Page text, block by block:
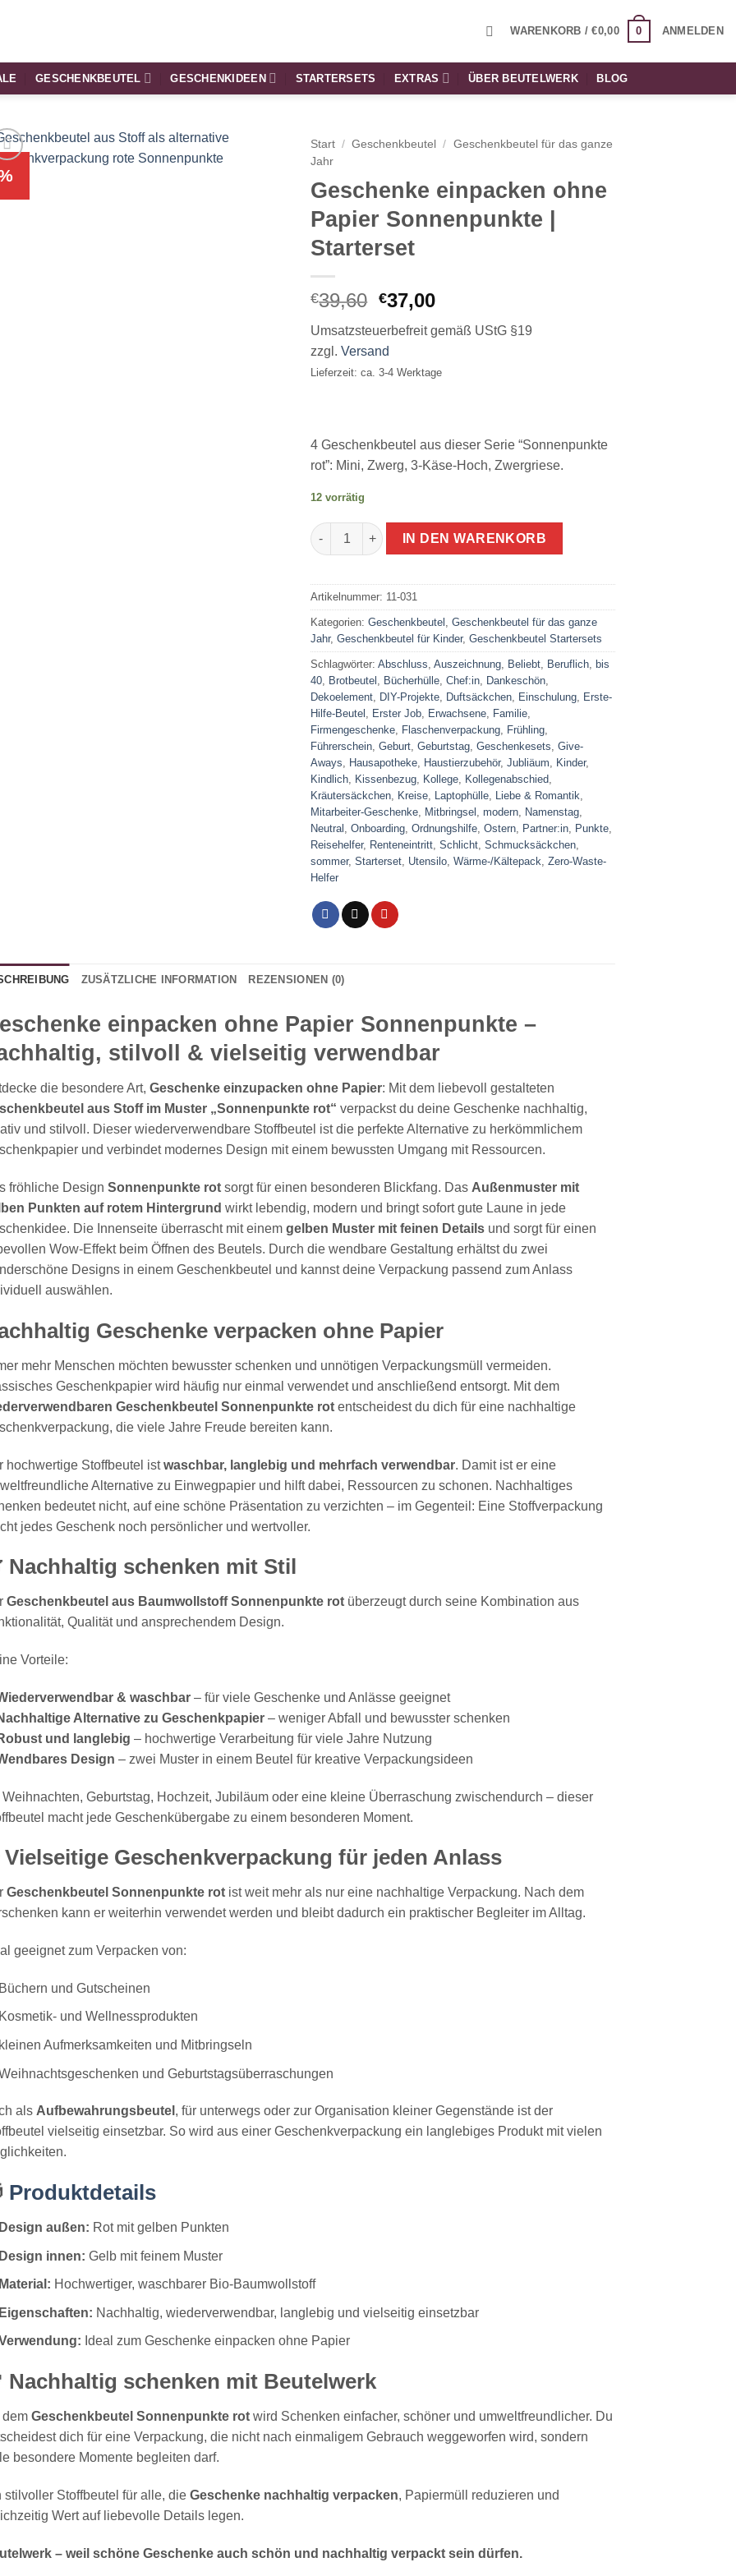
WARENKORB /€0,00 0 ANMELDEN
GESCHENKBEUTEL GESCHENKIDEEN STARTERSETS EXTRAS ÜBER BEUTELWERK BLOG
Start / Geschenkbeutel / Geschenkbeutel für das ganze
Jahr
Geschenke einpacken ohne
Papier Sonnenpunkte |
Starterset
€39,60 Ursprünglicher
war:
€39,60
€37,00Aktueller
ist:
Umsatzsteuerbefreit gemäß UStG §19
zzgl.Versand
Lieferzeit: ca. 3-4 Werktage
4 Geschenkbeutel aus dieser Serie “Sonnenpunkte
rot”: Mini, Zwerg, 3-Käse-Hoch, Zwergriese.
12 vorrätig
Geschenke einpacken ohne Papier Sonnenpunkte | Starterset Menge
IN DEN WARENKORB
Artikelnummer: 11-031
Kategorien:Geschenkbeutel ,Geschenkbeutel für das ganze
Jahr,Geschenkbeutel für Kinder,Geschenkbeutel Startersets
Schlagwörter:Abschluss ,Auszeichnung Beliebt Beruflich
bis
40
Brotbeutel Bücherhülle ,Chef:in Dankeschön
Dekoelement
DIY-Projekte Duftsäckchen Einschulung
Erste-
Hilfe-Beutel
Erster Job Erwachsene Familie
Firmengeschenke
Flaschenverpackung Frühling
Führerschein ,Geburt ,Geburtstag ,Geschenkesets ,Give-
Aways
Hausapotheke Haustierzubehör,Jubliäum Kinder,
Kindlich
Kissenbezug Kollege Kollegenabschied
Kräutersäckchen
Kreise Laptophülle Liebe & Romantik
Mitarbeiter-Geschenke
Mitbringsel ,modern Namenstag
Neutral
,Onboarding ,Ordnungshilfe ,Ostern Partner:in Punkte
Reisehelfer, Renteneintritt ,Schlicht ,Schmucksäckchen
sommer,Starterset Utensilo ,Wärme-/Kältepack ,Zero-Waste-
Helfer
ZUSÄTZLICHE INFORMATION REZENSIONEN (0)
einpacken ohne Papier Sonnenpunkte –
stilvoll & vielseitig verwendbar
die besondere Art, Geschenke einzupacken ohne Papier: Mit dem liebevoll gestalteten
aus Stoff im Muster „Sonnenpunkte rot“ verpackst du deine Geschenke nachhaltig,
und stilvoll. Dieser wiederverwendbare Stoffbeutel ist die perfekte Alternative zu herkömmlichem
und verbindet modernes Design mit einem bewussten Umgang mit Ressourcen.
fröhliche Design Sonnenpunkte rotsorgt für einen besonderen Blickfang. Das Außenmuster mit
Punkten auf rotem Hintergrund wirkt lebendig, modern und bringt sofort gute Laune in jede
Die Innenseite überrascht mit einem gelben Muster mit feinen Detailsund sorgt für einen
Wow-Effekt beim Öffnen des Beutels. Durch die wendbare Gestaltung erhältst du zwei
Designs in einem Geschenkbeutel und kannst deine Verpackung passend zum Anlass
auswählen.
Geschenke verpacken ohne Papier
mehr Menschen möchten bewusster schenken und unnötigen Verpackungsmüll vermeiden.
Geschenkpapier wird häufig nur einmal verwendet und anschließend entsorgt. Mit dem
Geschenkbeutel Sonnenpunkte rotentscheidest du dich für eine nachhaltige
die viele Jahre Freude bereiten kann.
hochwertige Stoffbeutel istwaschbar, langlebig und mehrfach verwendbar. Damit ist er eine
Alternative zu Einwegpapier und hilft dabei, Ressourcen zu schonen. Nachhaltiges
bedeutet nicht, auf eine schöne Präsentation zu verzichten – im Gegenteil: Eine Stoffverpackung
jedes Geschenk noch persönlicher und wertvoller.
Nachhaltig schenken mit Stil
Geschenkbeutel aus Baumwollstoff Sonnenpunkte rotüberzeugt durch seine Kombination aus
Qualität und ansprechendem Design.
Vorteile:
& waschbar– für viele Geschenke und Anlässe geeignet
Alternative zu Geschenkpapier– weniger Abfall und bewusster schenken
und langlebig – hochwertige Verarbeitung für viele Jahre Nutzung
Design – zwei Muster in einem Beutel für kreative Verpackungsideen
Weihnachten, Geburtstag, Hochzeit, Jubiläum oder eine kleine Überraschung zwischendurch – dieser
macht jede Geschenkübergabe zu einem besonderen Moment.
Vielseitige Geschenkverpackung für jeden Anlass
Geschenkbeutel Sonnenpunkte rotist weit mehr als nur eine nachhaltige Verpackung. Nach dem
kann er weiterhin verwendet werden und bleibt dadurch ein praktischer Begleiter im Alltag.
geeignet zum Verpacken von:
Büchern und Gutscheinen
Kosmetik- und Wellnessprodukten
kleinen Aufmerksamkeiten und Mitbringseln
und Geburtstagsüberraschungen
als Aufbewahrungsbeutel , für unterwegs oder zur Organisation kleiner Gegenstände ist der
vielseitig einsetzbar. So wird aus einer Geschenkverpackung ein langlebiges Produkt mit vielen
Produktdetails
Design außen: Rot mit gelben Punkten
Design innen: Gelb mit feinem Muster
Material: Hochwertiger, waschbarer Bio-Baumwollstoff
Eigenschaften: Nachhaltig, wiederverwendbar, langlebig und vielseitig einsetzbar
Ideal zum Geschenke einpacken ohne Papier
Nachhaltig schenken mit Beutelwerk
dem Geschenkbeutel Sonnenpunkte rotwird Schenken einfacher, schöner und umweltfreundlicher. Du
dich für eine Verpackung, die nicht nach einmaligem Gebrauch weggeworfen wird, sondern
besondere Momente begleiten darf.
stilvoller Stoffbeutel für alle, die Geschenke nachhaltig verpacken, Papiermüll reduzieren und
Wert auf liebevolle Details legen.
– weil schöne Geschenke auch schön und nachhaltig verpackt sein dürfen.